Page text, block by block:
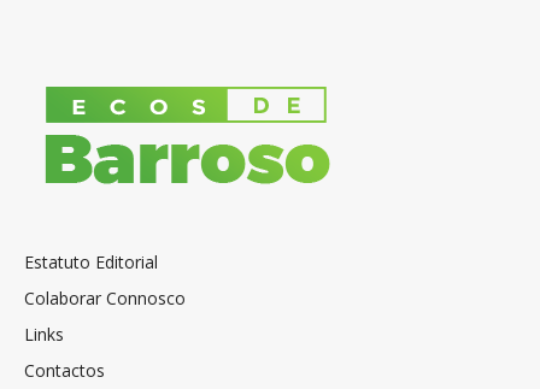
Estatuto Editorial
Colaborar Connosco
Links
Contactos